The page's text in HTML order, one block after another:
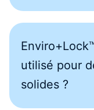
utilisé pour
solides ?